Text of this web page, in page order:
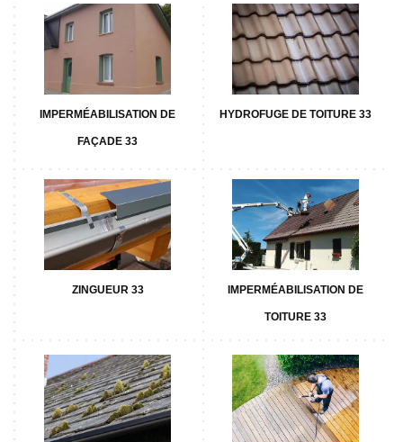
IMPERMÉABILISATION DE
FAÇADE 33
HYDROFUGE DE TOITURE 33
ZINGUEUR 33 IMPERMÉABILISATION DE
TOITURE 33